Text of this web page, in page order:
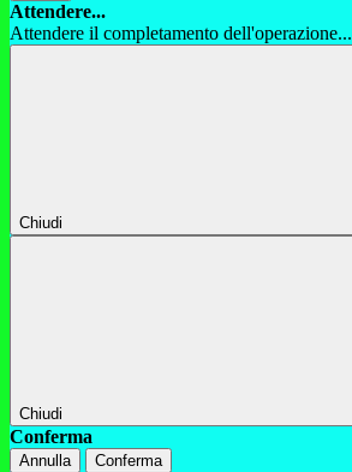
Attendere...
Attendere il completamento dell'operazione...
Chiudi
Chiudi
Conferma
Annulla Conferma